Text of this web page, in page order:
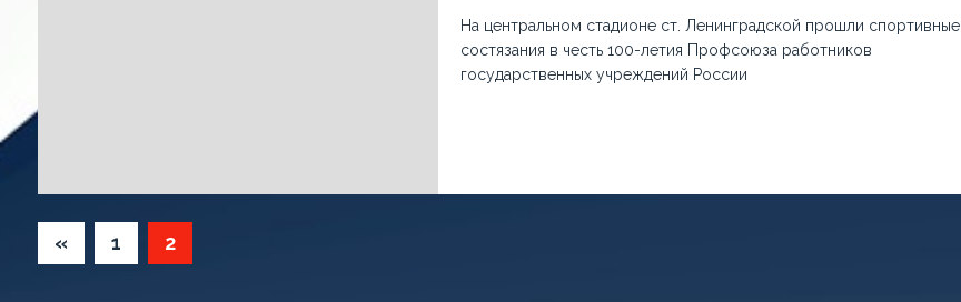
На центральном стадионе ст. Ленинградской прошли спортивные
состязания в честь 100-летия Профсоюза работников
государственных учреждений России
« 1 2